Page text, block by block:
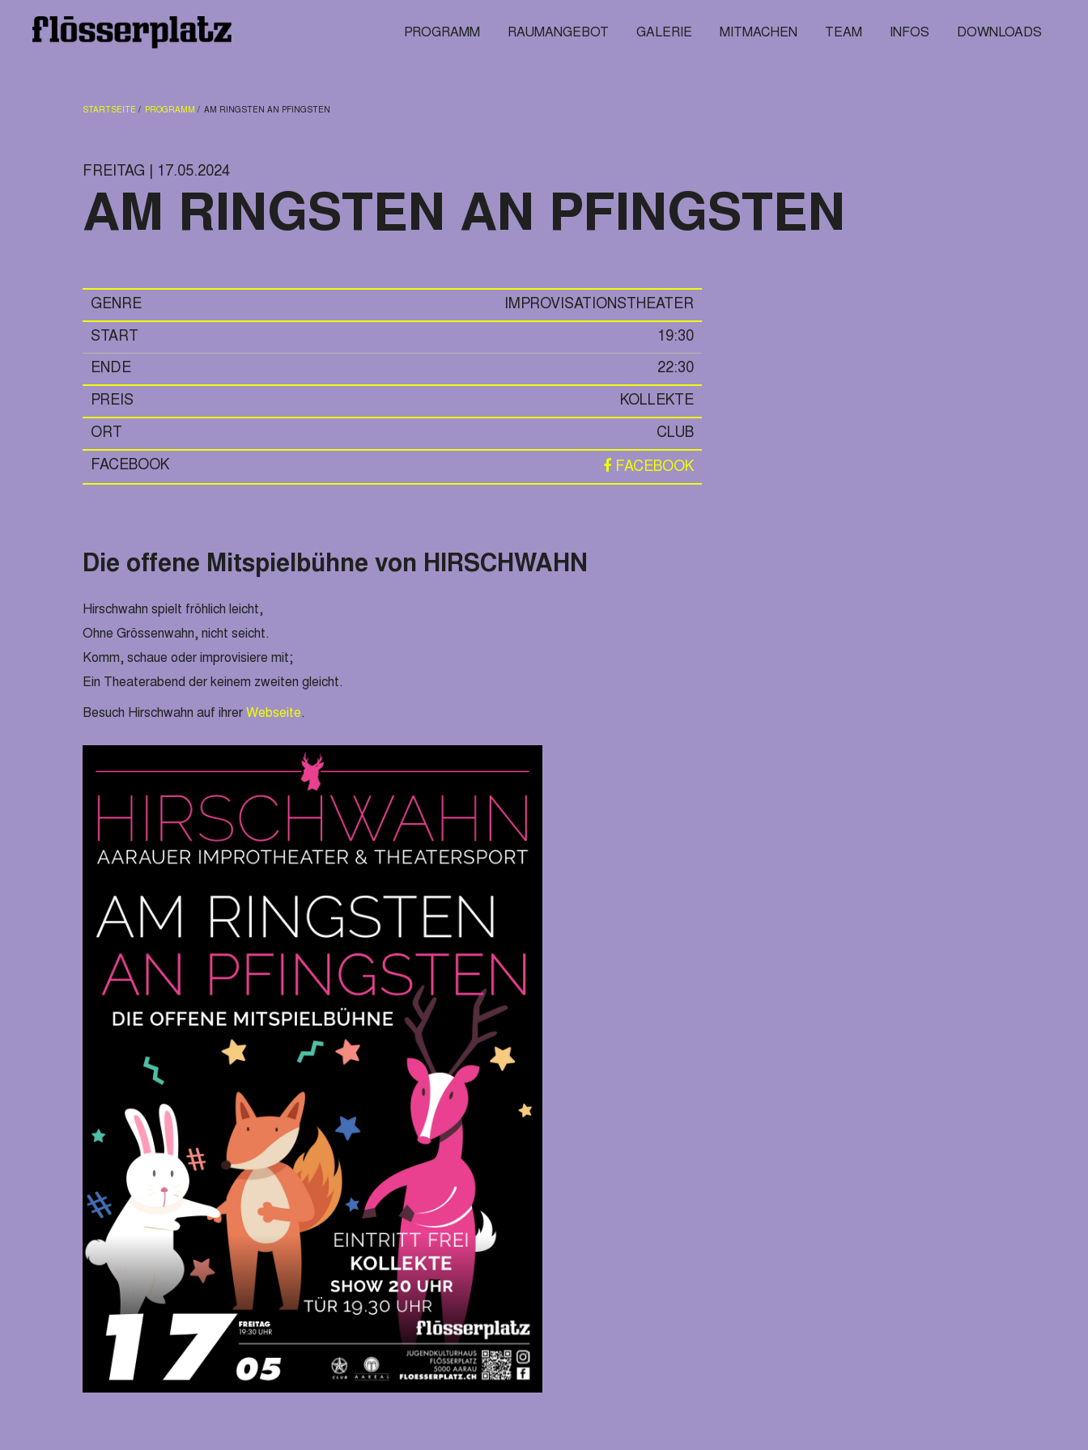
PROGRAMM RAUMANGEBOT GALERIE MITMACHEN TEAM INFOS DOWNLOADS
STARTSEITE PROGRAMM AM RINGSTEN AN PFINGSTEN
FREITAG | 17.05.2024
AM RINGSTEN AN PFINGSTEN
GENRE IMPROVISATIONSTHEATER
START 19:30
ENDE 22:30
PREIS KOLLEKTE
ORT CLUB
FACEBOOK FACEBOOK
Die offene Mitspielbühne von HIRSCHWAHN
Hirschwahn spielt fröhlich leicht,
Ohne Grössenwahn, nicht seicht.
Komm, schaue oder improvisiere mit;
Ein Theaterabend der keinem zweiten gleicht.
Besuch Hirschwahn auf ihrer Webseite.